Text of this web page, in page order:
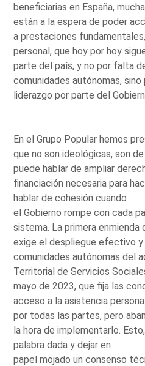
beneficiarias en España,
están a la espera de poder
a prestaciones
personal, que hoy por hoy
parte del país, y no por falta
comunidades autónomas,
liderazgo por parte del
En el Grupo Popular hemos
que no son ideológicas, son
puede hablar de ampliar
financiación necesaria para
hablar de cohesión cuando
el Gobierno rompe con cada
sistema. La primera enmienda
exige el despliegue efectivo y
comunidades autónomas del
Territorial de Servicios
mayo de 2023, que fija las
acceso a la asistencia
por todas las partes, pero
la hora de implementarlo.
palabra dada y dejar en
papel mojado un consenso